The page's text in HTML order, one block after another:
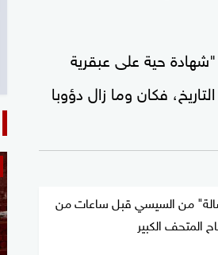
حية على عبقرية
فكان وما زال دؤوبا
من السيسي قبل ساعات من
المتحف الكبير